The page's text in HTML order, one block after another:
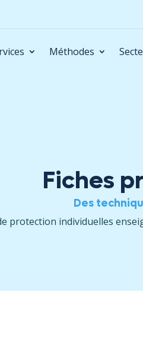
Méthodes
Fiches
Des
protection individuelles